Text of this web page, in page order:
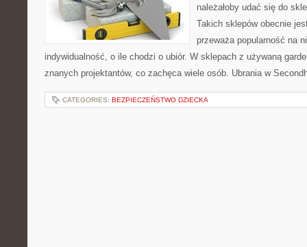
należałoby udać się do
Takich sklepów obecnie
przeważa popularność na
indywidualność, o ile chodzi o ubiór. W sklepach z używaną
znanych projektantów, co zachęca wiele osób. Ubrania w
CATEGORIES: BEZPIECZEŃSTWO DZIECKA